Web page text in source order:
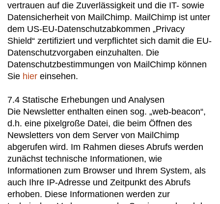
vertrauen auf die Zuverlässigkeit und die IT- sowie
Datensicherheit von MailChimp. MailChimp ist unter
dem US-EU-Datenschutzabkommen „Privacy
Shield“ zertifiziert und verpflichtet sich damit die EU-
Datenschutzvorgaben einzuhalten. Die
Datenschutzbestimmungen von MailChimp können
Sie hier einsehen.
7.4 Statische Erhebungen und Analysen
Die Newsletter enthalten einen sog. „web-beacon“,
d.h. eine pixelgroße Datei, die beim Öffnen des
Newsletters von dem Server von MailChimp
abgerufen wird. Im Rahmen dieses Abrufs werden
zunächst technische Informationen, wie
Informationen zum Browser und Ihrem System, als
auch Ihre IP-Adresse und Zeitpunkt des Abrufs
erhoben. Diese Informationen werden zur